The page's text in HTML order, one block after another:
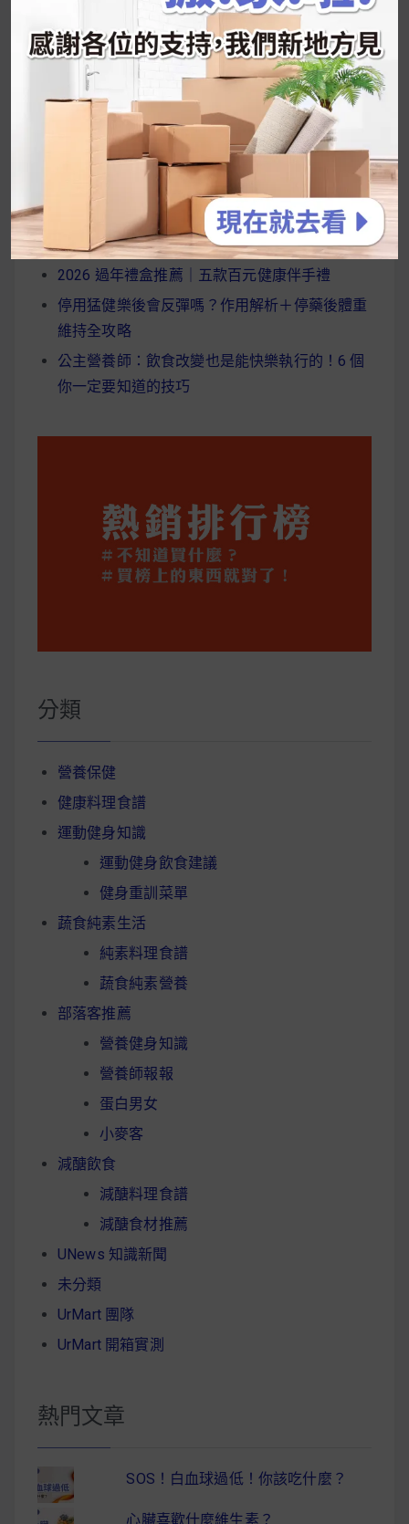
關
鍵近期文章
韓國人為什麼不容易胖？
揭秘明星、網紅熱
推的MZ Diet ！
好吃的蛋白點心還有好玩的運動小遊戲！今年過
年已經等不及帶這盒跟我的親戚、朋友們一起分
享～
2026 過年禮盒推薦｜五款百元健康伴手禮
停用猛健樂後會反彈嗎？作用解析＋停藥後體重
維持全攻略
公主營養師：飲食改變也是能快樂執行的！6 個
你一定要知道的技巧
分類
營養保健
健康料理食譜
運動健身知識
運動健身飲食建議
健身重訓菜單
蔬食純素生活
純素料理食譜
蔬食純素營養
部落客推薦
營養健身知識
營養師報報
蛋白男女
小麥客
減醣飲食
減醣料理食譜
減醣食材推薦
UNews 知識新聞
未分類
UrMart 團隊
UrMart 開箱實測
熱門文章
SOS！白血球過低！你該吃什麼？
心臟喜歡什麼維生素？